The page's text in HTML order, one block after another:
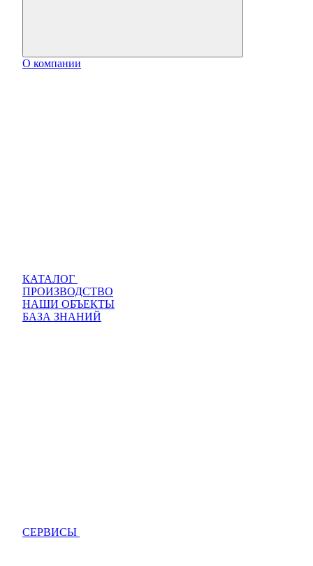
О компании
КАТАЛОГ
ПРОИЗВОДСТВО
НАШИ ОБЪЕКТЫ
БАЗА ЗНАНИЙ
СЕРВИСЫ